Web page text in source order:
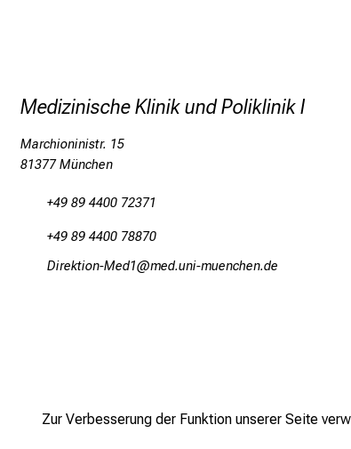
Zur Verbesserung der Funktion unserer Seite
Medizinische Klinik und Poliklinik I
Marchioninistr. 15
81377 München
+49 89 4400 72371
+49 89 4400 78870
Mlpioblüu_Oin;m2;
vim ful_vfiuyziu-mi